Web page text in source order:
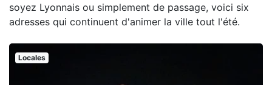
soyez Lyonnais ou simplement de passage, voici six
adresses qui continuent d'animer la ville tout l'été.
Locales